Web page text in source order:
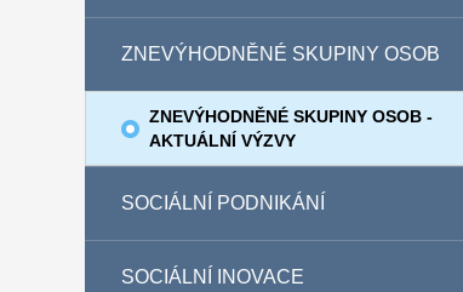
ZNEVÝHODNĚNÉ SKUPINY OSOB
ZNEVÝHODNĚNÉ SKUPINY OSOB -
AKTUÁLNÍ VÝZVY
SOCIÁLNÍ PODNIKÁNÍ
SOCIÁLNÍ INOVACE